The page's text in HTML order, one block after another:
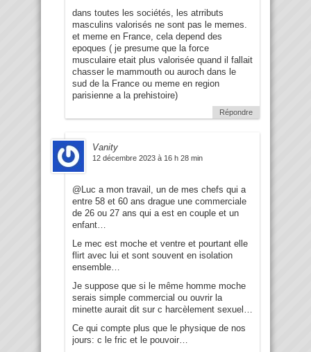
dans toutes les sociétés, les atrributs
masculins valorisés ne sont pas le memes.
et meme en France, cela depend des
epoques ( je presume que la force
musculaire etait plus valorisée quand il fallait
chasser le mammouth ou auroch dans le
sud de la France ou meme en region
parisienne a la prehistoire)
Répondre
Vanity
12 décembre 2023 à 16 h 28 min
@Luc a mon travail, un de mes chefs qui a
entre 58 et 60 ans drague une commerciale
de 26 ou 27 ans qui a est en couple et un
enfant…
Le mec est moche et ventre et pourtant elle
flirt avec lui et sont souvent en isolation
ensemble…
Je suppose que si le même homme moche
serais simple commercial ou ouvrir la
minette aurait dit sur c harcèlement sexuel…
Ce qui compte plus que le physique de nos
jours: c le fric et le pouvoir…